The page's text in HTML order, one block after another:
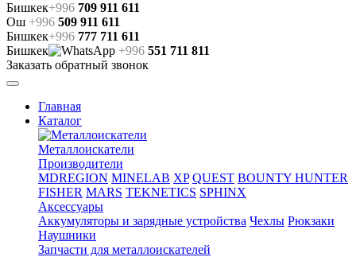
Бишкек+996 709 911 611
Ош +996 509 911 611
Бишкек+996 777 711 611
Бишкек
+996 551 711 811
Заказать обратный звонок
Главная
Каталог
Металлоискатели
Производители
MDREGION MINELAB XP QUEST BOUNTY HUNTER
FISHER MARS TEKNETICS SPHINX
Аксессуары
Аккумуляторы и зарядные устройства Чехлы Рюкзаки
Наушники
Запчасти для металлоискателей